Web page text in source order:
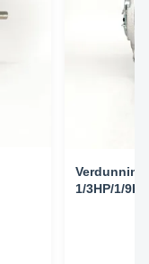
1/3HP/1/